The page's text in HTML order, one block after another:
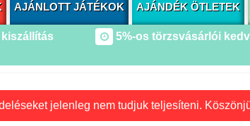
AJÁNLOTT JÁTÉKOK AJÁNDÉK ÖTLETEK
5%-os törzsvásárlói
jelenleg nem tudjuk teljesíteni.